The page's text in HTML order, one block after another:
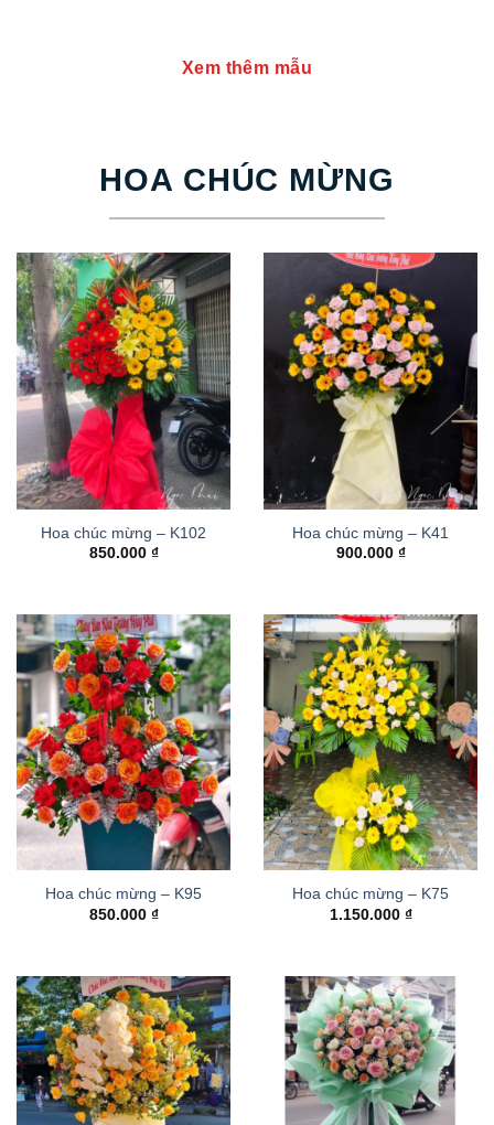
Xem thêm mẫu
HOA CHÚC MỪNG
Hoa chúc mừng – K102
850.000 ₫
Hoa chúc mừng – K41
900.000 ₫
Hoa chúc mừng – K95
850.000 ₫
Hoa chúc mừng – K75
1.150.000 ₫